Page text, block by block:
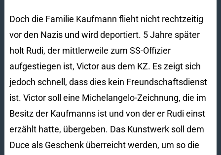
Doch die Familie Kaufmann flieht nicht rechtzeitig
vor den Nazis und wird deportiert. 5 Jahre später
holt Rudi, der mittlerweile zum SS-Offizier
aufgestiegen ist, Victor aus dem KZ. Es zeigt sich
jedoch schnell, dass dies kein Freundschaftsdienst
ist. Victor soll eine Michelangelo-Zeichnung, die im
Besitz der Kaufmanns ist und von der er Rudi einst
erzählt hatte, übergeben. Das Kunstwerk soll dem
Duce als Geschenk überreicht werden, um so die